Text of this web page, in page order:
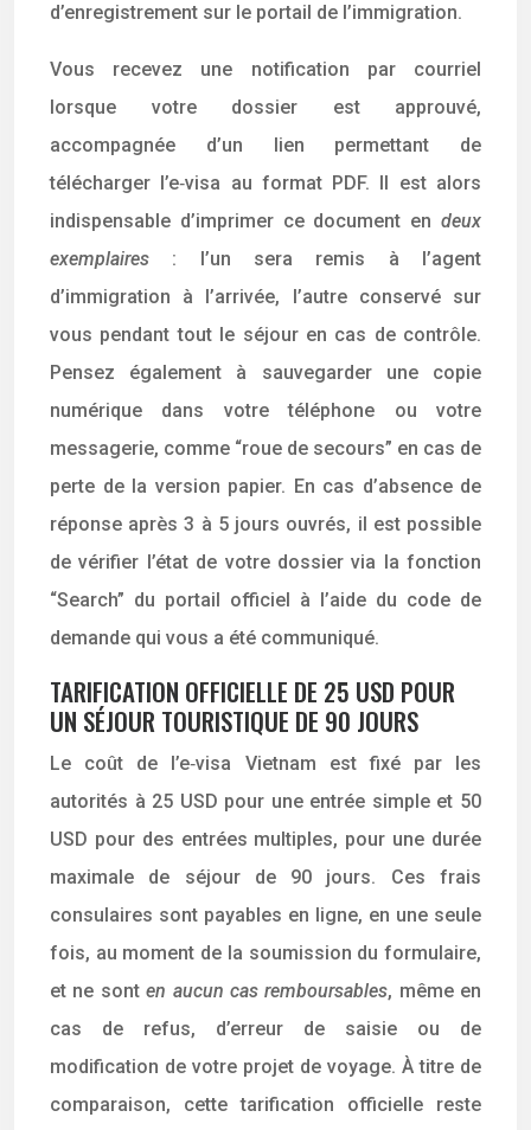
d’enregistrement sur le portail de l’immigration.
Vous recevez une notification par courriel
lorsque votre dossier est approuvé,
accompagnée d’un lien permettant de
télécharger l’e‑visa au format PDF. Il est alors
indispensable d’imprimer ce document en deux
exemplaires : l’un sera remis à l’agent
d’immigration à l’arrivée, l’autre conservé sur
vous pendant tout le séjour en cas de contrôle.
Pensez également à sauvegarder une copie
numérique dans votre téléphone ou votre
messagerie, comme “roue de secours” en cas de
perte de la version papier. En cas d’absence de
réponse après 3 à 5 jours ouvrés, il est possible
de vérifier l’état de votre dossier via la fonction
“Search” du portail officiel à l’aide du code de
demande qui vous a été communiqué.
TARIFICATION OFFICIELLE DE 25 USD POUR
UN SÉJOUR TOURISTIQUE DE 90 JOURS
Le coût de l’e‑visa Vietnam est fixé par les
autorités à 25 USD pour une entrée simple et 50
USD pour des entrées multiples, pour une durée
maximale de séjour de 90 jours. Ces frais
consulaires sont payables en ligne, en une seule
fois, au moment de la soumission du formulaire,
et ne sonten aucun cas remboursables, même en
cas de refus, d’erreur de saisie ou de
modification de votre projet de voyage. À titre de
comparaison, cette tarification officielle reste